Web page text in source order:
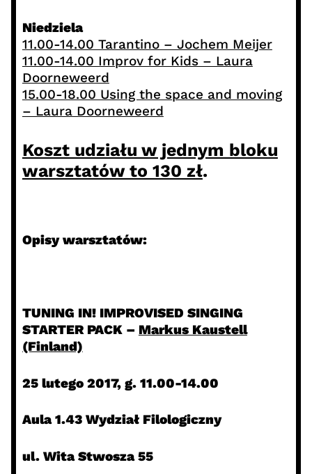
Niedziela
11.00-14.00 Tarantino – Jochem Meijer
11.00-14.00 Improv for Kids – Laura
Doorneweerd
15.00-18.00 Using the space and moving
– Laura Doorneweerd
Koszt udziału w jednym bloku
warsztatów to 130 zł.
Opisy warsztatów:
TUNING IN! IMPROVISED SINGING
STARTER PACK – Markus Kaustell
(Finland)
25 lutego 2017, g. 11.00-14.00
Aula 1.43 Wydział Filologiczny
ul. Wita Stwosza 55